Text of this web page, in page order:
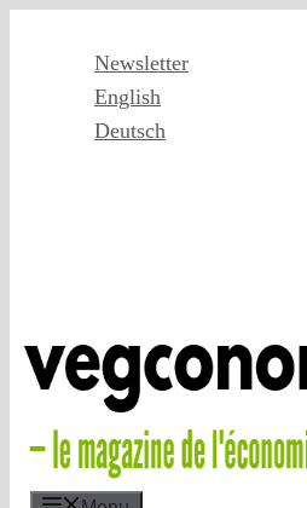
Newsletter
English
Deutsch